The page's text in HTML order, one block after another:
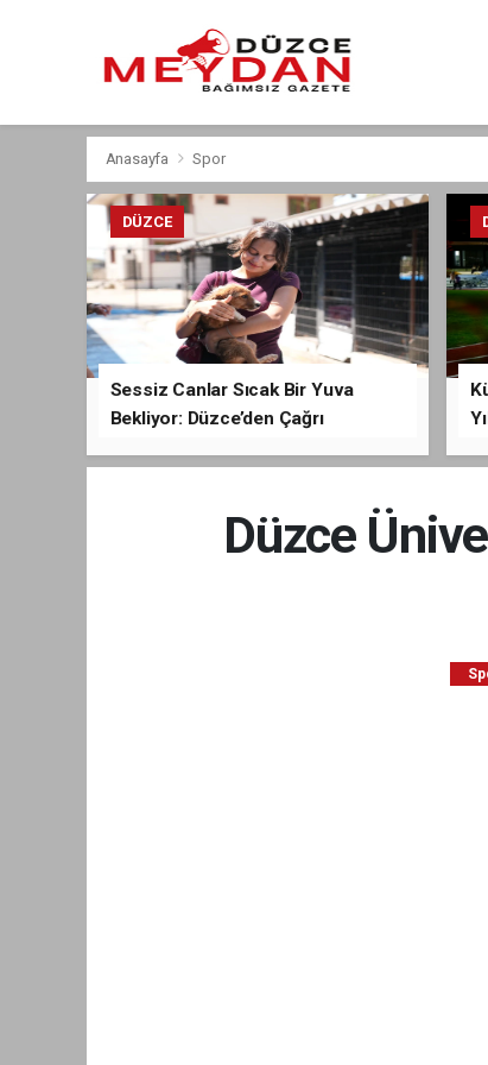
Anasayfa Spor
DÜZCE
Sessiz Canlar Sıcak Bir Yuva
Bekliyor: Düzce’den Çağrı
Düzce